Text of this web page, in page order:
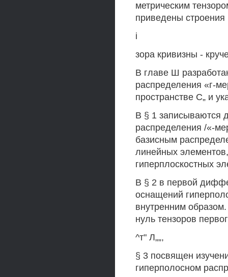
метрическим
приведены строения
i
зора кривизны -
В главе Ш
распределения «г-
пространстве С„ и
В § 1 записываются
распределения /«-
базисным
линейных
гиперплоскостных
В § 2 в первой
оснащений
внутренним
нуль тензоров
^т" Л„„,
§ 3 посвящен
гиперполосном